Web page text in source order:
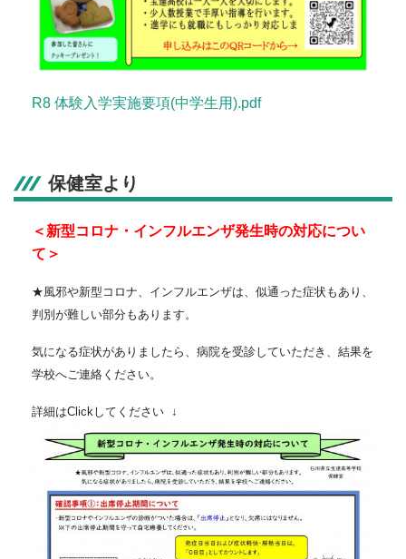
R8 体験入学実施要項(中学生用).pdf
保健室より
＜新型コロナ・インフルエンザ発生時の対応につい
て＞
★風邪や新型コロナ、インフルエンザは、似通った症状もあり、
判別が難しい部分もあります。
気になる症状がありましたら、病院を受診していただき、結果を
学校へご連絡ください。
詳細はClickしてください ↓